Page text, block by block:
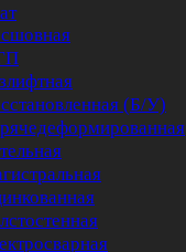
(Б/У)